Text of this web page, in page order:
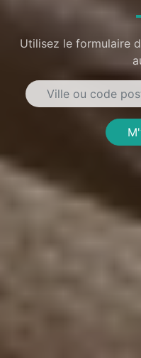
Utilisez le formulaire